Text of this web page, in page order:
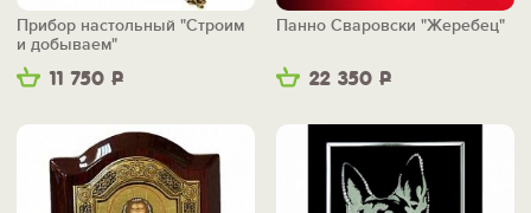
11 750 Р
Прибор настольный "Строим
и добываем"
22 350 Р
Панно Сваровски "Жеребец"